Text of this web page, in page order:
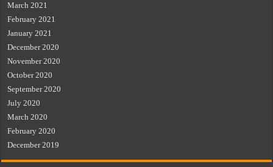
March 2021
February 2021
January 2021
December 2020
November 2020
October 2020
September 2020
July 2020
March 2020
February 2020
December 2019